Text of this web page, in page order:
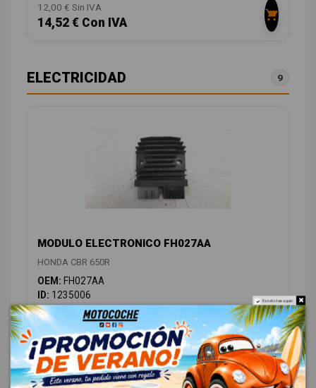
12,00 € Sin IVA
14,52 € Con IVA
ELECTRICIDAD 9
MODULO ELECTRONICO FH027AA
HONDA CBR 650R
OEM: FH027AA
ID: 1235006
28,00 € Sin IVA
33,88 € Con IVA
Do not show again.